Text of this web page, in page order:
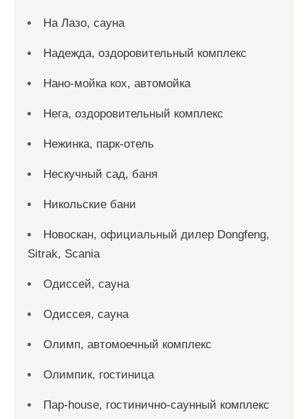
На Лазо, сауна
Надежда, оздоровительный комплекс
Нано-мойка кох, автомойка
Нега, оздоровительный комплекс
Нежинка, парк-отель
Нескучный сад, баня
Никольские бани
Новоcкан, официальный дилер Dongfeng,
Sitrak, Scania
Одиссей, сауна
Одиссея, сауна
Олимп, автомоечный комплекс
Олимпик, гостиница
Пар-house, гостинично-саунный комплекс